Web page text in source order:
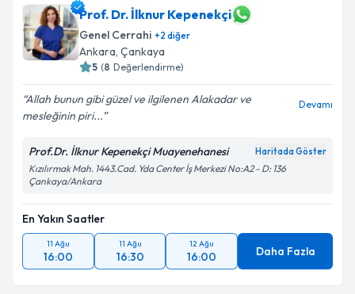
Prof. Dr. İlknur Kepenekçi
Genel Cerrahi +2 diğer
Ankara, Çankaya
5 (8 Değerlendirme)
Allah bunun gibi güzel ve ilgilenen Alakadar ve
mesleğinin piri...
Devamı
Prof.Dr. İlknur Kepenekçi Muayenehanesi Haritada Göster
Kızılırmak Mah. 1443.Cad. Yda Center İş Merkezi No:A2 - D: 136
Çankaya/Ankara
En Yakın Saatler
11 Ağu
16:00
11 Ağu
16:30
12 Ağu
16:00 Daha Fazla